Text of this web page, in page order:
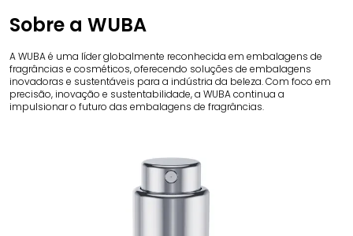
Sobre a WUBA
A WUBA é uma líder globalmente reconhecida em embalagens de
fragrâncias e cosméticos, oferecendo soluções de embalagens
inovadoras e sustentáveis ​​para a indústria da beleza. Com foco em
precisão, inovação e sustentabilidade, a WUBA continua a
impulsionar o futuro das embalagens de fragrâncias.